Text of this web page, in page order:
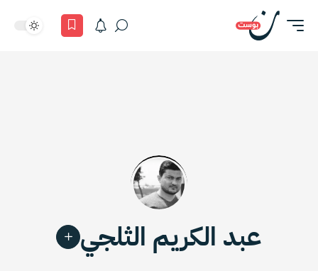
عبد الكريم الثلجي